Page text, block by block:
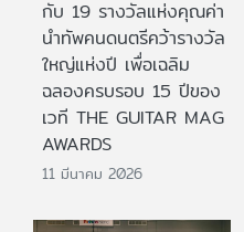
กับ 19 รางวัลแห่งคุณค่า
นำทัพคนดนตรีคว้ารางวัล
ใหญ่แห่งปี เพื่อเฉลิม
ฉลองครบรอบ 15 ปีของ
เวที THE GUITAR MAG
AWARDS
11 มีนาคม 2026